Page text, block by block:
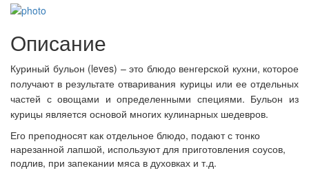
Описание
Куриный бульон (leves) – это блюдо венгерской кухни, которое
получают в результате отваривания курицы или ее отдельных
частей с овощами и определенными специями. Бульон из
курицы является основой многих кулинарных шедевров.
Его преподносят как отдельное блюдо, подают с тонко
нарезанной лапшой, используют для приготовления соусов,
подлив, при запекании мяса в духовках и т.д.